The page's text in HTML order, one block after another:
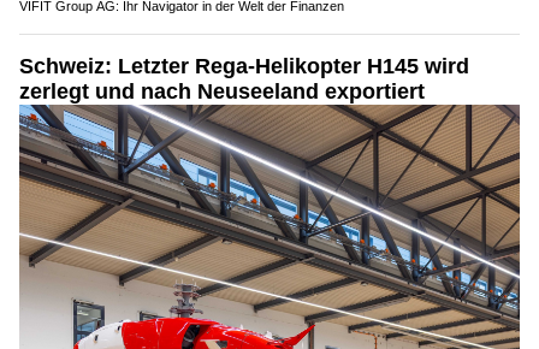
VIFIT Group AG: Ihr Navigator in der Welt der Finanzen
Schweiz: Letzter Rega-Helikopter H145 wird
zerlegt und nach Neuseeland exportiert